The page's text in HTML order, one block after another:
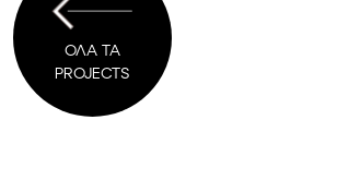
ΟΛΑ ΤΑ
PROJECTS